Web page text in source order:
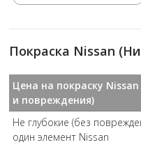
Покраска Nissan
Цена на покраску
и повреждения)
Не глубокие (без
один элемент Nissan